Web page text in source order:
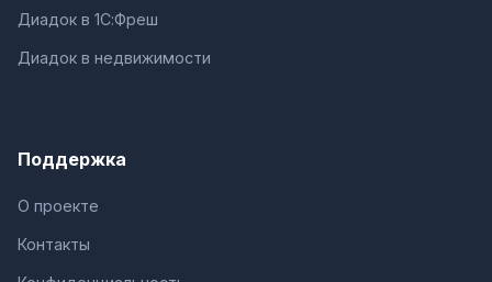
Диадок в 1С:Фреш
Диадок в недвижимости
Поддержка
О проекте
Контакты